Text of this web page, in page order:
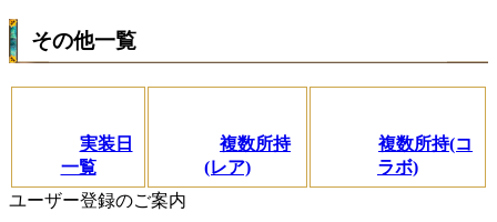
その他一覧
実装日
一覧
複数所持
(レア)
複数所持(コ
ラボ)
ユーザー登録のご案内